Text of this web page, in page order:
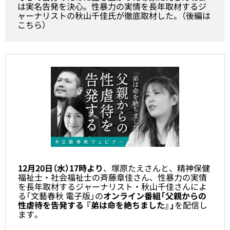
は実名告発を決心。性暴力の実情を長年取材するジ
ャーナリストの秋山千佳氏が徹底取材した。（後編は
こちら）
12月20日（水）17時より、塚原たえさんと、精神保健
福祉士・社会福祉士の斉藤章佳さん、性暴力の実情
を長年取材するジャーナリスト・秋山千佳さんによ
る「文藝春秋 電子版」のオンライン番組「父親からの
性虐待を告発する 『弟は命を絶ちました』 」を配信し
ます。